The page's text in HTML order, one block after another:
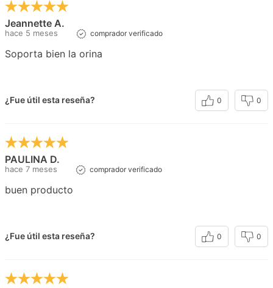
Jeannette A.
hace 5 meses comprador verificado
Soporta bien la orina
¿Fue útil esta reseña? 0 0
PAULINA D.
hace 7 meses comprador verificado
buen producto
¿Fue útil esta reseña? 0 0